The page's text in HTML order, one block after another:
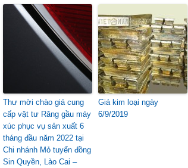
Thư mời chào giá cung
cấp vật tư Răng gầu máy
xúc phục vụ sản xuất 6
tháng đầu năm 2022 tại
Chi nhánh Mỏ tuyển đồng
Sin Quyền, Lào Cai –
Giá kim loại ngày
6/9/2019